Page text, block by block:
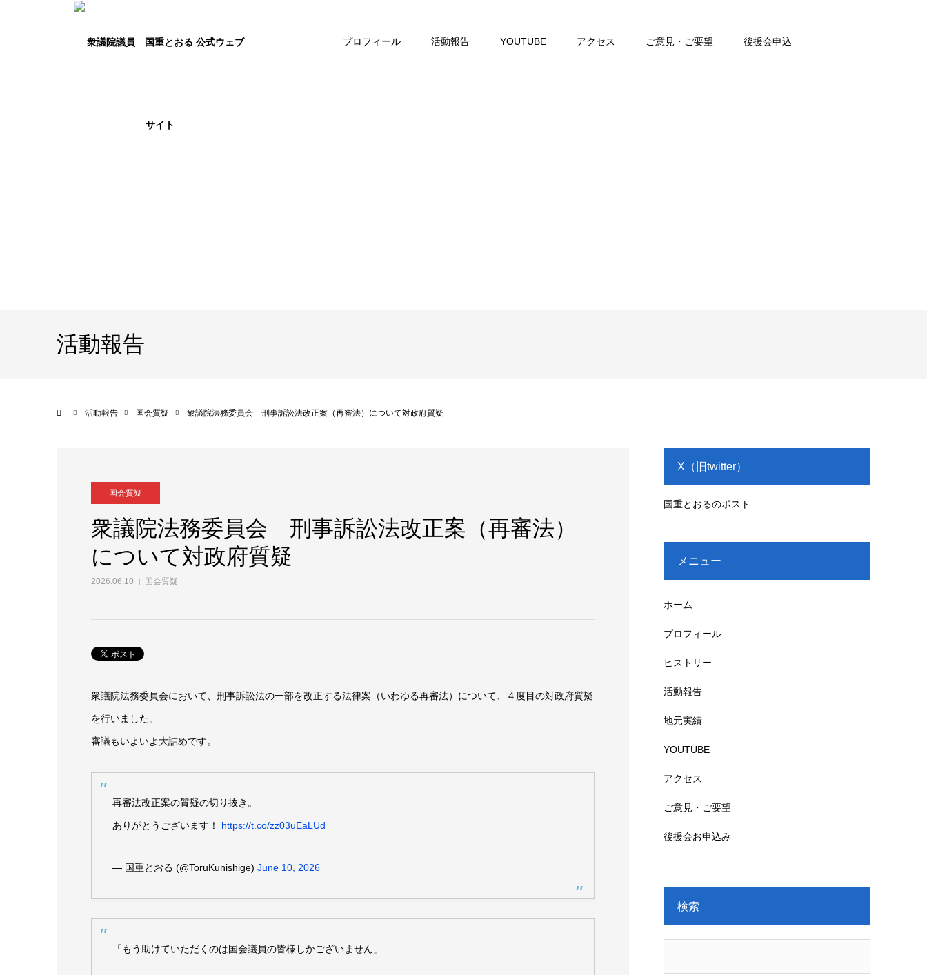
プロフィール 活動報告 YOUTUBE アクセス ご意見・ご要望 後援会申込
活動報告
活動報告 国会質疑 衆議院法務委員会 刑事訴訟法改正案（再審法）について対政府質疑
国会質疑
衆議院法務委員会 刑事訴訟法改正案（再審法）
について対政府質疑
2026.06.10 国会質疑
衆議院法務委員会において、刑事訴訟法の一部を改正する法律案（いわゆる再審法）について、４度目の対政府質疑
を行いました。
審議もいよいよ大詰めです。
再審法改正案の質疑の切り抜き。
ありがとうございます！ https://t.co/zz03uEaLUd
— 国重とおる (@ToruKunishige) June 10, 2026
「もう助けていただくのは国会議員の皆様しかございません」
X（旧twitter）
国重とおるのポスト
メニュー
ホーム
プロフィール
ヒストリー
活動報告
地元実績
YOUTUBE
アクセス
ご意見・ご要望
後援会お申込み
検索